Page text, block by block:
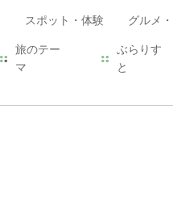
スポット・体験 グルメ
旅のテー
マ
ぶらりす
と